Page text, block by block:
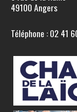
49100 Angers
Téléphone : 02 41